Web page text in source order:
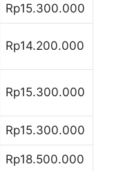
Rp15.300.000
Rp14.200.000
Rp15.300.000
Rp15.300.000
Rp18.500.000